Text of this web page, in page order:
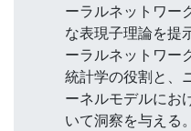
ーラルネットワー
な表現子理論を提
ーラルネットワー
統計学の役割と、
ーネルモデルにお
いて洞察を与える。